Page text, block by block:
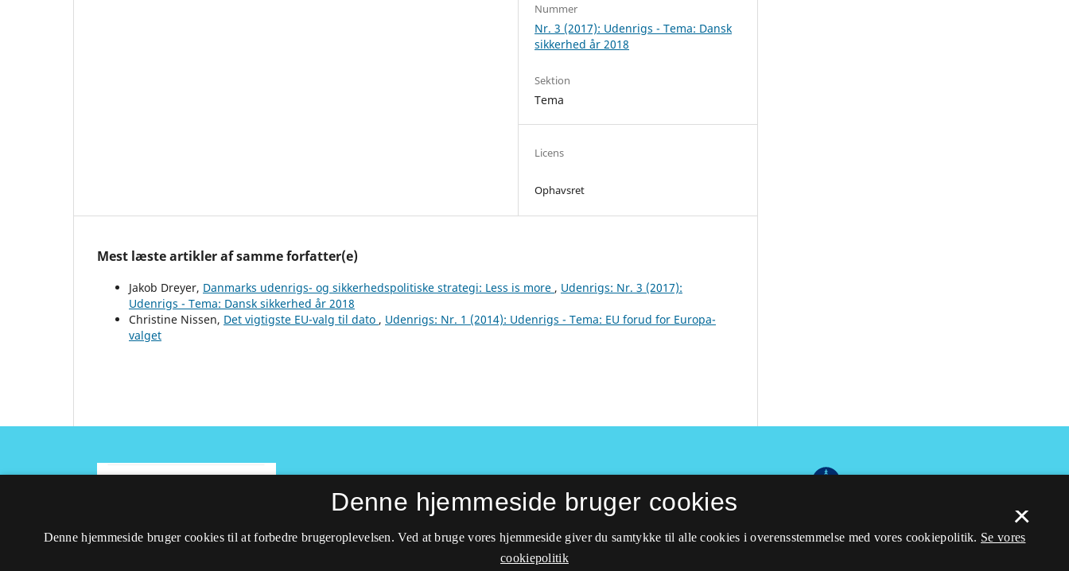
Nummer
Nr. 3 (2017): Udenrigs - Tema: Dansk
sikkerhed år 2018
Sektion
Tema
Licens
Ophavsret
Mest læste artikler af samme forfatter(e)
Jakob Dreyer, Danmarks udenrigs- og sikkerhedspolitiske strategi: Less is more , Udenrigs: Nr. 3 (2017):
Udenrigs - Tema: Dansk sikkerhed år 2018
Christine Nissen, Det vigtigste EU-valg til dato , Udenrigs: Nr. 1 (2014): Udenrigs - Tema: EU forud for Europa-
valget
ISSN 2597-0747 (Online)
×
Denne hjemmeside bruger cookies
Denne hjemmeside bruger cookies til at forbedre brugeroplevelsen. Ved at bruge vores hjemmeside giver du samtykke til alle cookies i overensstemmelse med vores cookiepolitik. Se vores
cookiepolitik